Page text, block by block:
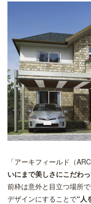
「アーキフィールド（
いにまで美しさにこだわ
前枠は意外と目立つ場所
デザインにすることで“人